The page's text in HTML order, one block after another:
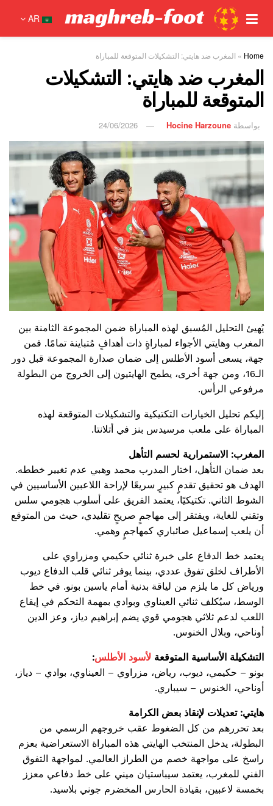
AR
Home
» المغرب ضد هايتي: التشكيلات المتوقعة للمباراة
المغرب ضد هايتي: التشكيلات
المتوقعة للمباراة
بواسطة Hocine Harzoune
24/06/2026
يُهيئ التحليل المُسبق لهذه المباراة ضمن المجموعة الثامنة بين
المغرب وهايتي الأجواء لمباراةٍ ذات أهدافٍ مُتباينة تمامًا. فمن
جهة، يسعى أسود الأطلس إلى ضمان صدارة المجموعة قبل دور
الـ16، ومن جهة أخرى، يطمح الهايتيون إلى الخروج من البطولة
مرفوعي الرأس.
إليكم تحليل الخيارات التكتيكية والتشكيلات المتوقعة لهذه
المباراة على ملعب مرسيدس بنز في أتلانتا.
المغرب: الاستمرارية لحسم التأهل
بعد ضمان التأهل، اختار المدرب محمد وهبي عدم تغيير خططه.
الهدف هو تحقيق تقدمٍ كبيرٍ سريعًا لإراحة اللاعبين الأساسيين في
الشوط الثاني. تكتيكيًا، يعتمد الفريق على أسلوب هجومي سلس
وتقني للغاية، ويفتقر إلى مهاجمٍ صريحٍ تقليدي، حيث من المتوقع
أن يلعب إسماعيل صائباري كمهاجمٍ وهمي.
يعتمد خط الدفاع على خبرة ثنائي حكيمي ومزراوي على
الأطراف لخلق تفوق عددي، بينما يوفر ثنائي قلب الدفاع ديوب
ورياض كل ما يلزم من لياقة بدنية أمام ياسين بونو. في خط
الوسط، سيُكلف ثنائي العيناوي وبوادي بمهمة التحكم في إيقاع
اللعب لدعم ثلاثي هجومي قوي يضم إبراهيم دياز، وعز الدين
أوناحي، وبلال الخنوس.
التشكيلة الأساسية المتوقعة لأسود الأطلس:
بونو – حكيمي، ديوب، رياض، مزراوي – العيناوي، بوادي – دياز،
أوناحي، الخنوس – سيباري.
هايتي: تعديلات لإنقاذ بعض الكرامة
بعد تحررهم من كل الضغوط عقب خروجهم الرسمي من
البطولة، يدخل المنتخب الهايتي هذه المباراة الاستعراضية بعزم
راسخ على مواجهة خصم من الطراز العالمي. لمواجهة التفوق
الفني للمغرب، يعتمد سيباستيان ميني على خط دفاعي معزز
بخمسة لاعبين، بقيادة الحارس المخضرم جوني بلاسيد.